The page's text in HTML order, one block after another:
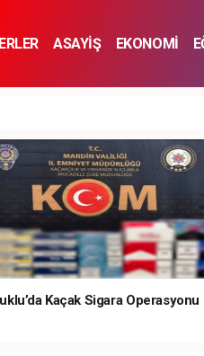
ASAYİŞ EKONOMİ
Kaçak Sigara Operasyonu